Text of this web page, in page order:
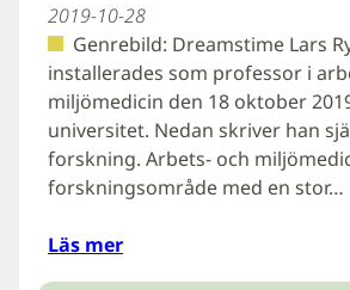
2019-10-28
Genrebild: Dreamstime Lars
installerades som professor i
miljömedicin den 18 oktober
universitet. Nedan skriver han
forskning. Arbets- och
forskningsområde med en stor…
Läs mer